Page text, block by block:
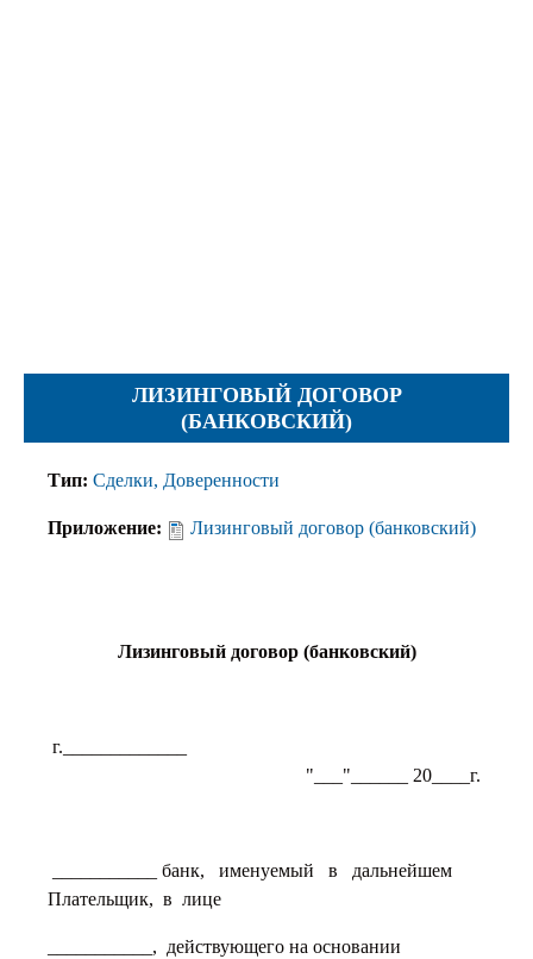
Представление
Ходатайства
ЛИЗИНГОВЫЙ ДОГОВОР
(БАНКОВСКИЙ)
Тип: Сделки, Доверенности
Приложение: Лизинговый договор (банковский)
Лизинговый договор (банковский)
г._____________
"___"______ 20____г.
___________ банк, именуемый в дальнейшем
Плательщик, в лице
___________, действующего на основании